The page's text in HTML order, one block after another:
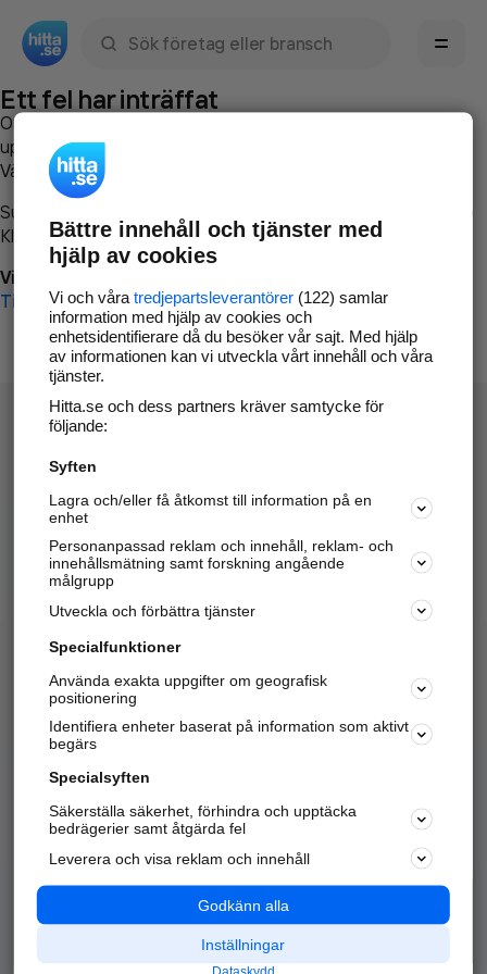
Ett fel har inträffat
Om du vill kan du
uppstod så att vi lättare och snabbare kan avhjälpa det.
Vänligen försök med följande:
Surfa till
Klicka påTillbaka-knappen i webbläsaren och försök igen
Vi beklagar besväret!
Till startsidan
Hitta.se - Gratis nummerupplysning.
Sök företag, personer och platser.
Hitta telefonnummer, adresser, företagsinfo mm.
Marknadsför företaget
Kom igång och annonsera mot
samarbetspartners nära dig.
Alla kategorier
Populära sökningar
API & Kartor
Annonsera
Integritet
Nödnummer
Bättre innehåll och tjänster med
hjälp av cookies
Vi och våra tredjepartsleverantörer(122) samlar
information med hjälp av cookies och
enhetsidentifierare då du besöker vår sajt. Med hjälp
av informationen kan vi utveckla vårt innehåll och våra
tjänster.
Hitta.se och dess partners kräver samtycke för
följande:
Syften
Lagra och/eller få åtkomst till information på en
enhet
Personanpassad reklam och innehåll, reklam- och
innehållsmätning samt forskning angående
målgrupp
Utveckla och förbättra tjänster
Specialfunktioner
Använda exakta uppgifter om geografisk
positionering
Identifiera enheter baserat på information som aktivt
begärs
Specialsyften
Säkerställa säkerhet, förhindra och upptäcka
bedrägerier samt åtgärda fel
Leverera och visa reklam och innehåll
Godkänn alla
Inställningar
Dataskydd